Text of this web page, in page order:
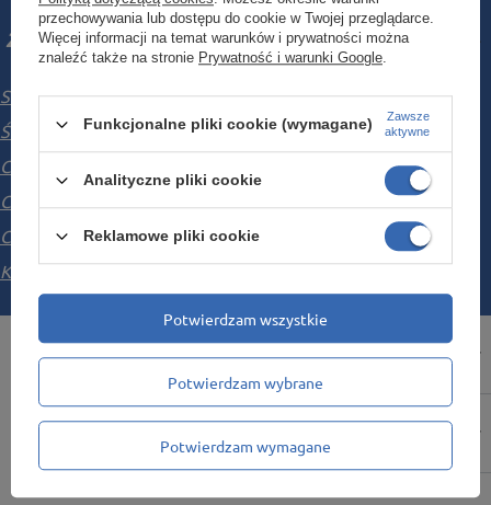
Zamówienia
Status zamówienia
Śledzenie przesyłki
Chcę zareklamować produkt
Chcę odstąpić od umowy
Chcę wymienić towar
Kontakt
Konto
Regulaminy
przechowywania lub dostępu do cookie w Twojej przeglądarce.
Więcej informacji na temat warunków i prywatności można
znaleźć także na stronie Prywatność i warunki Google.
Funkcjonalne pliki cookie (wymagane)
Zawsze
aktywne
Analityczne pliki cookie
Reklamowe pliki cookie
Potwierdzam wybrane
Potwierdzam wymagane
Potwierdzam wszystkie